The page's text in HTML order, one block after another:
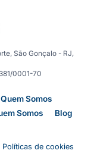
São Gonçalo - RJ,
0001-70
Quem Somos
Somos
Blog
Políticas de cookies